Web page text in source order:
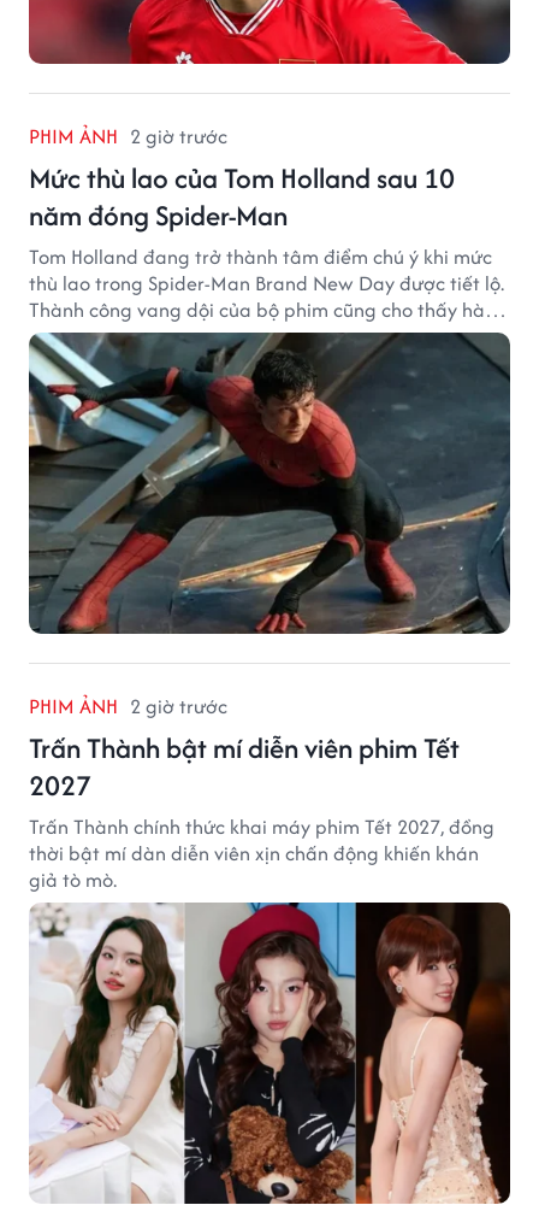
PHIM ẢNH 2 giờ trước
Mức thù lao của Tom Holland sau 10
năm đóng Spider-Man
Tom Holland đang trở thành tâm điểm chú ý khi mức
thù lao trong Spider-Man Brand New Day được tiết lộ.
Thành công vang dội của bộ phim cũng cho thấy hành
trình thăng hạng đáng chú ý của nam diễn viên sau
một thập kỷ gắn bó với vai Người Nhện.
PHIM ẢNH 2 giờ trước
Trấn Thành bật mí diễn viên phim Tết
2027
Trấn Thành chính thức khai máy phim Tết 2027, đồng
thời bật mí dàn diễn viên xịn chấn động khiến khán
giả tò mò.